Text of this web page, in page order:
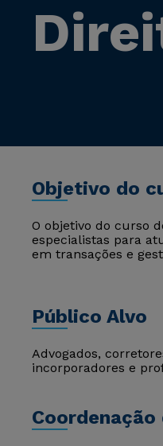
Objetivo do
O objetivo do curso
especialistas para
em transações e
Público Alvo
Advogados,
incorporadores e
Coordenação